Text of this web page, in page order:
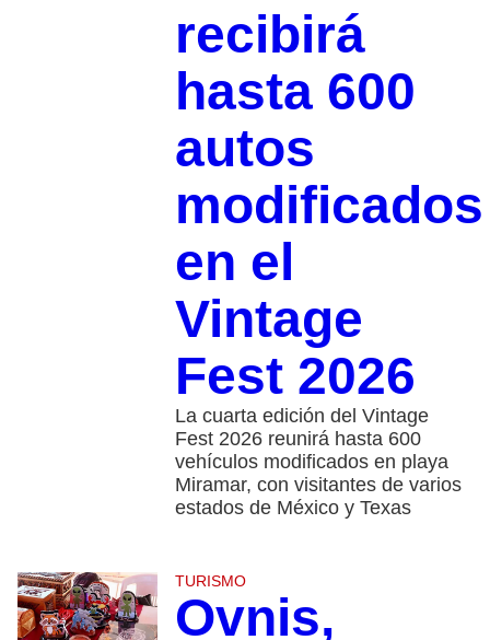
recibirá
hasta 600
autos
modificados
en el
Vintage
Fest 2026
La cuarta edición del Vintage
Fest 2026 reunirá hasta 600
vehículos modificados en playa
Miramar, con visitantes de varios
estados de México y Texas
TURISMO
Ovnis,